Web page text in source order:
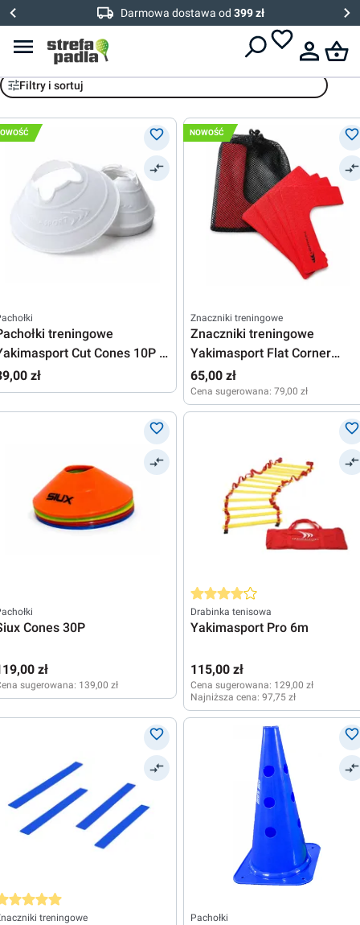
Darmowa dostawa od 399 zł
Szybkość i zwinność
Filtry i sortuj
treningowe
Cut Cones 10P -
zł
NOWOŚĆ
Znaczniki treningowe
Znaczniki treningowe
Yakimasport Flat Corner
Markings 4P
65,00 zł
Cena sugerowana: 79,00 zł
Cones 30P
zł
sugerowana: 139,00 zł
Średnia ocena 4 z 5 gwiazdek
Drabinka tenisowa
Yakimasport Pro 6m
115,00 zł
Cena sugerowana: 129,00 zł
Najniższa cena: 97,75 zł
ocena 5 z 5 gwiazdek
treningowe Pachołki